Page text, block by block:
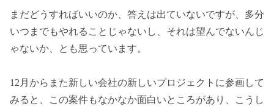
まだどうすればいいのか、答えは出ていないですが、多分
いつまでもやれることじゃないし、それは望んでないんじ
ゃないか、とも思っています。
12月からまた新しい会社の新しいプロジェクトに参画して
みると、この案件もなかなか面白いところがあり、こうし